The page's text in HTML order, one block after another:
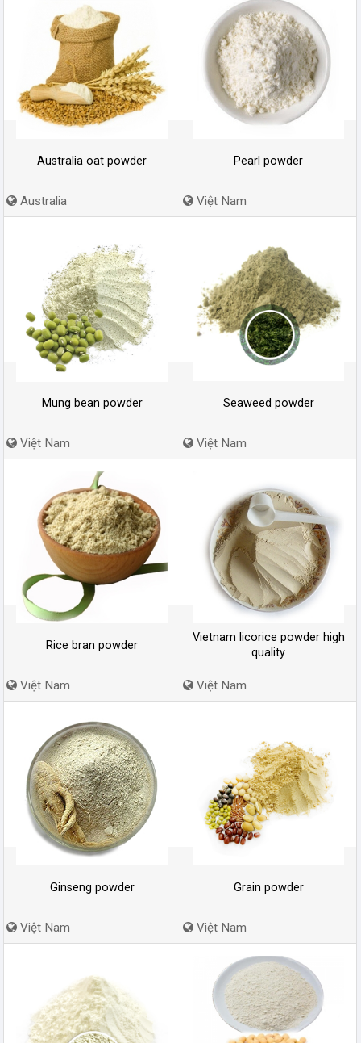
Australia oat powder
Australia
Pearl powder
Việt Nam
Mung bean powder
Việt Nam
Seaweed powder
Việt Nam
Rice bran powder
Việt Nam
Vietnam licorice powder high
quality
Việt Nam
Ginseng powder
Việt Nam
Grain powder
Việt Nam